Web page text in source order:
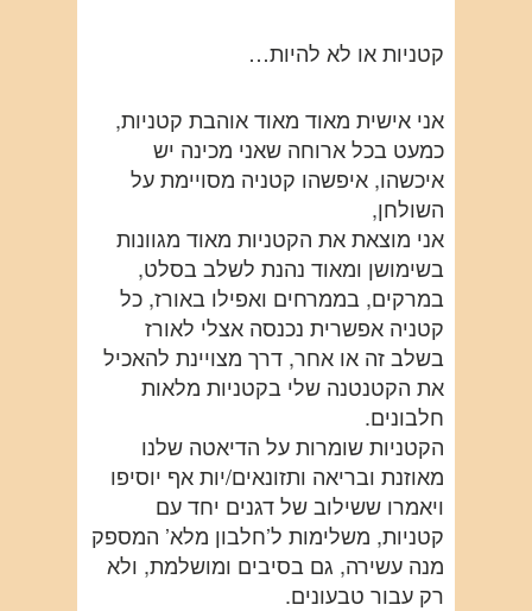
קטניות או לא להיות…
אני אישית מאוד מאוד אוהבת קטניות,
כמעט בכל ארוחה שאני מכינה יש
איכשהו, איפשהו קטניה מסויימת על
השולחן,
אני מוצאת את הקטניות מאוד מגוונות
בשימושן ומאוד נהנת לשלב בסלט,
במרקים, בממרחים ואפילו באורז, כל
קטניה אפשרית נכנסה אצלי לאורז
בשלב זה או אחר, דרך מצויינת להאכיל
את הקטנטנה שלי בקטניות מלאות
חלבונים.
הקטניות שומרות על הדיאטה שלנו
מאוזנת ובריאה ותזונאים/יות אף יוסיפו
ויאמרו ששילוב של דגנים יחד עם
קטניות, משלימות ל’חלבון מלא’ המספק
מנה עשירה, גם בסיבים ומושלמת, ולא
רק עבור טבעונים.